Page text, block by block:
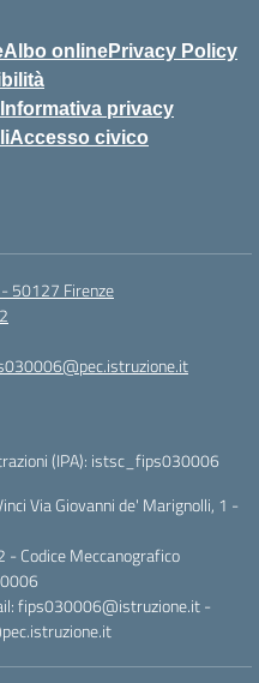
Albo onlinePrivacy Policy
Informativa privacy
Accesso civico
50127 Firenze
(IPA): istsc_fips030006
Via Giovanni de' Marignolli, 1 -
- Codice Meccanografico
fips030006@istruzione.it-